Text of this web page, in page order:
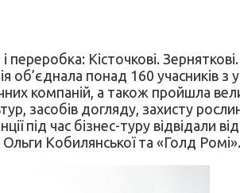
Кісточкові. Зерняткові.
понад 160 учасників з
компаній, а також пройшла
засобів догляду, захисту
під час бізнес-туру відвідали
Ольги Кобилянської та «Голд